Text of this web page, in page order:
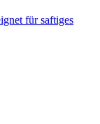
für saftiges